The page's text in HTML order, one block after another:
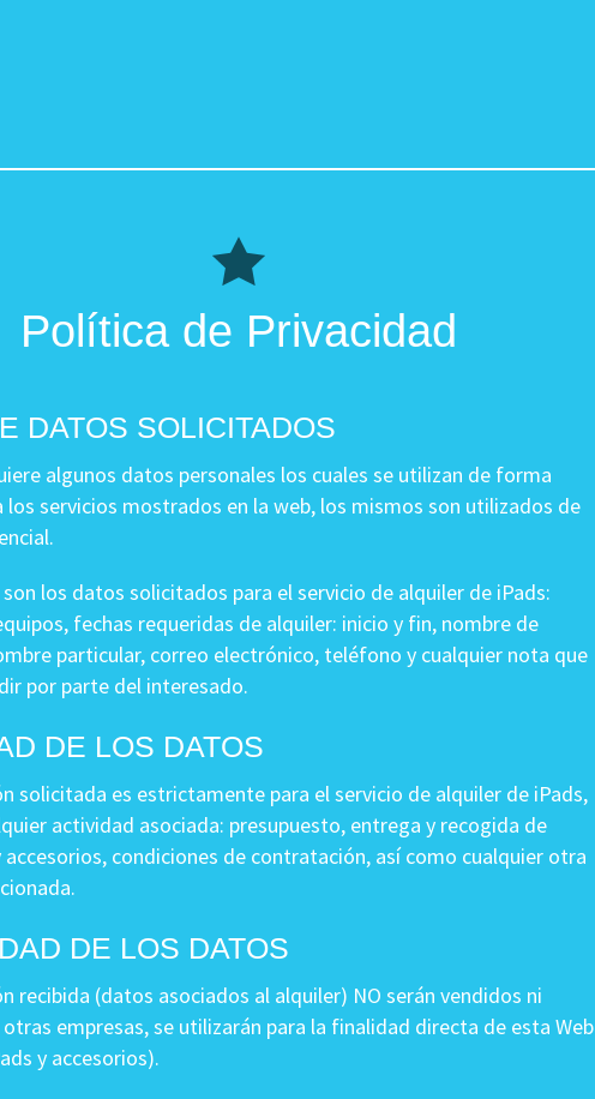
Política de Privacidad
DATOS SOLICITADOS
algunos datos personales los cuales se utilizan de forma
los servicios mostrados en la web, los mismos son utilizados de
los datos solicitados para el servicio de alquiler de iPads:
fechas requeridas de alquiler: inicio y fin, nombre de
particular, correo electrónico, teléfono y cualquier nota que
por parte del interesado.
DE LOS DATOS
solicitada es estrictamente para el servicio de alquiler de iPads,
actividad asociada: presupuesto, entrega y recogida de
condiciones de contratación, así como cualquier otra
DE LOS DATOS
recibida (datos asociados al alquiler) NO serán vendidos ni
empresas, se utilizarán para la finalidad directa de esta Web
y accesorios).